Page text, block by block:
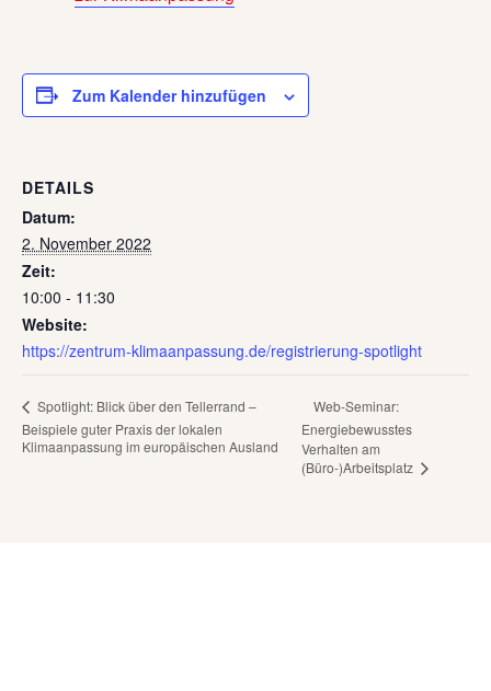
Zum Kalender hinzufügen
DETAILS
Datum:
2. November 2022
Zeit:
10:00 - 11:30
Website:
https://zentrum-klimaanpassung.de/registrierung-spotlight
Spotlight: Blick über den Tellerrand –
Beispiele guter Praxis der lokalen
Klimaanpassung im europäischen Ausland
Web-Seminar:
Energiebewusstes
Verhalten am
(Büro-)Arbeitsplatz